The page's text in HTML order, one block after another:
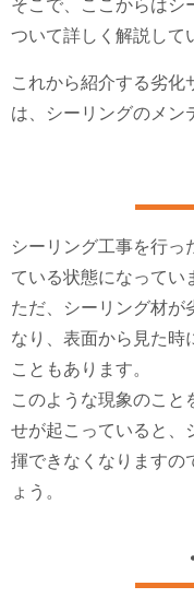
そこで、ここからはシ
ついて詳しく解説して
これから紹介する劣化
は、シーリングのメン
シーリング工事を行っ
ている状態になってい
ただ、シーリング材が
なり、表面から見た時
こともあります。
このような現象のこと
せが起こっていると、
揮できなくなりますの
ょう。